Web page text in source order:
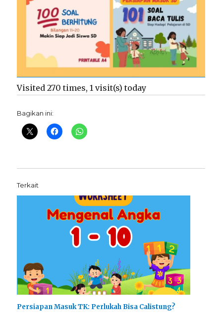
Visited 270 times, 1 visit(s) today
Bagikan ini:
Terkait
Persiapan Masuk TK: Perlukah Bisa Calistung?